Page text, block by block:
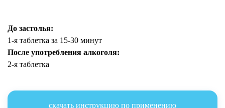
До застолья:
1-я таблетка за 15-30 минут
После употребления алкоголя:
2-я таблетка
скачать инструкцию по применению